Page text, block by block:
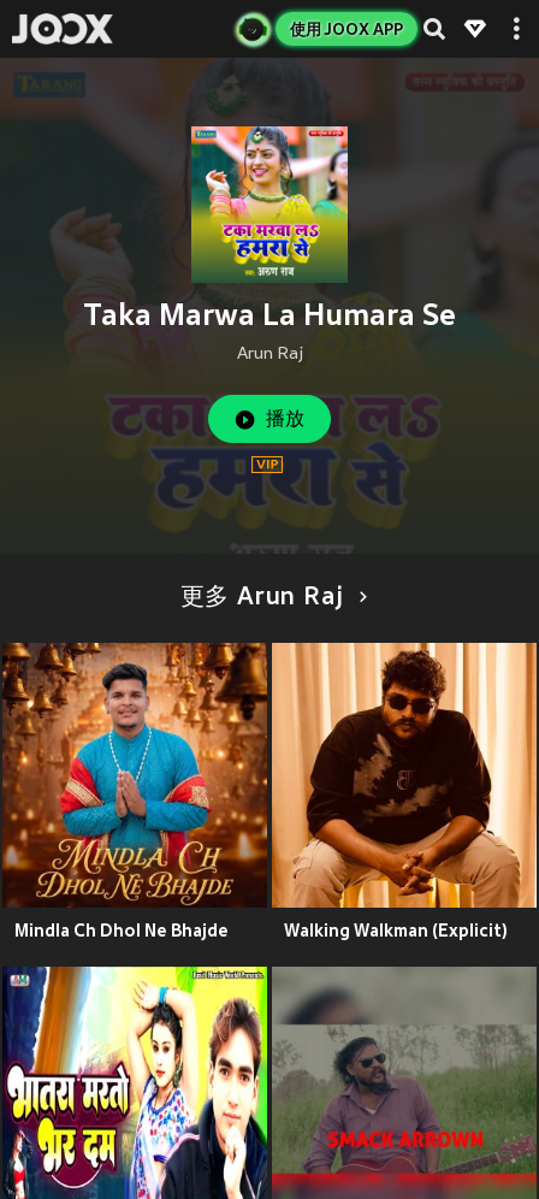
使用 JOOX APP
Taka Marwa La Humara Se
Arun Raj
播放
更多 Arun Raj
Mindla Ch Dhol Ne Bhajde Walking Walkman (Explicit)